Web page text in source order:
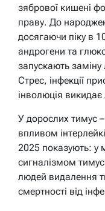
зябрової кишені
праву. До
досягаючи піку в
андрогени та
запускають
Стрес, інфекції
інволюція
У дорослих тимус
впливом
2025 показують: у
сигналізмом
людей видалення
смертності від